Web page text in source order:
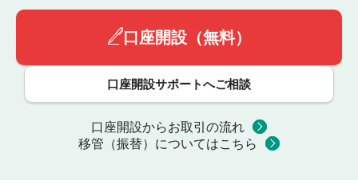
口座開設（無料）
口座開設サポートへご相談
口座開設からお取引の流れ
移管（振替）についてはこちら